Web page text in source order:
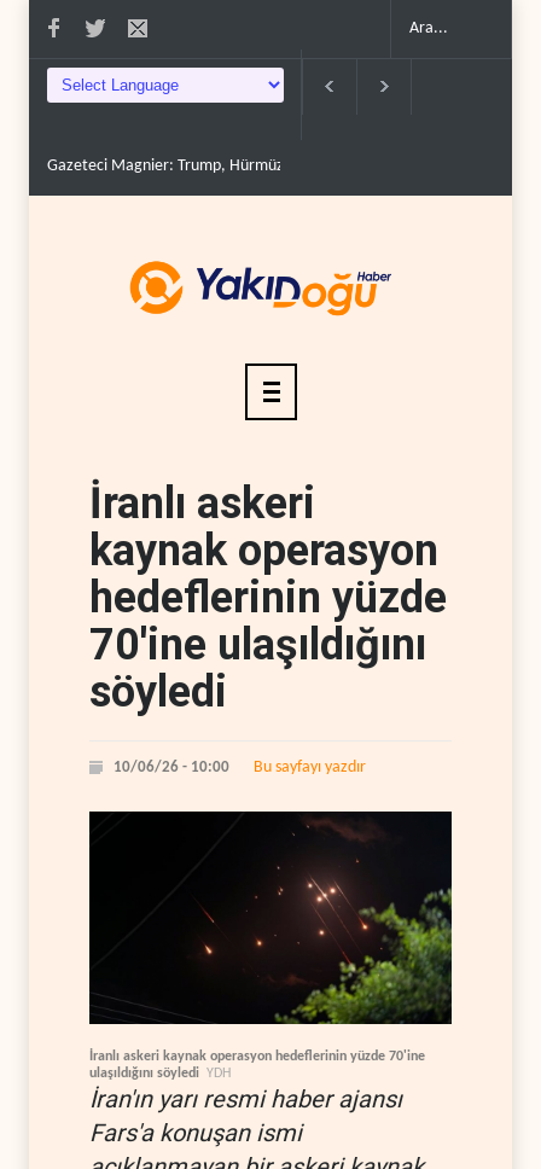
Gazeteci Magnier: Trump, Hürmüz Boğazı denetimini doğru..
İranlı askeri
kaynak operasyon
hedeflerinin yüzde
70'ine ulaşıldığını
söyledi
10/06/26 - 10:00 Bu sayfayı yazdır
İranlı askeri kaynak operasyon hedeflerinin yüzde 70'ine
ulaşıldığını söyledi YDH
İran'ın yarı resmi haber ajansı
Fars'a konuşan ismi